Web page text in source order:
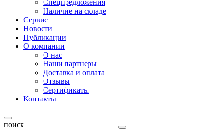
Спецпредложения
Наличие на складе
Сервис
Новости
Публикации
О компании
О нас
Наши партнеры
Доставка и оплата
Отзывы
Сертификаты
Контакты
поиск